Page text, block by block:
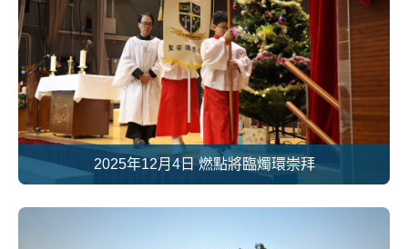
2025年12月4日 燃點將臨燭環崇拜